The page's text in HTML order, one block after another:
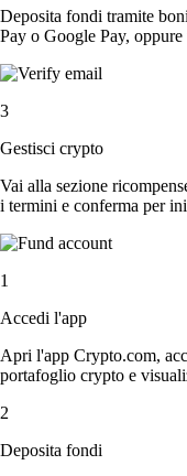
Deposita fondi tramite
Pay o Google Pay,
3
Gestisci crypto
Vai alla sezione
i termini e conferma per
1
Accedi l'app
Apri l'app Crypto.com,
portafoglio crypto e
2
Deposita fondi